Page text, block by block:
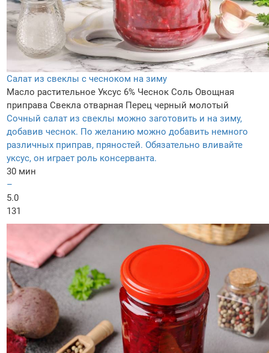
Салат из свеклы с чесноком на зиму
Масло растительное Уксус 6% Чеснок Соль Овощная
приправа Свекла отварная Перец черный молотый
Сочный салат из свеклы можно заготовить и на зиму,
добавив чеснок. По желанию можно добавить немного
различных приправ, пряностей. Обязательно вливайте
уксус, он играет роль консерванта.
30 мин
–
5.0
131